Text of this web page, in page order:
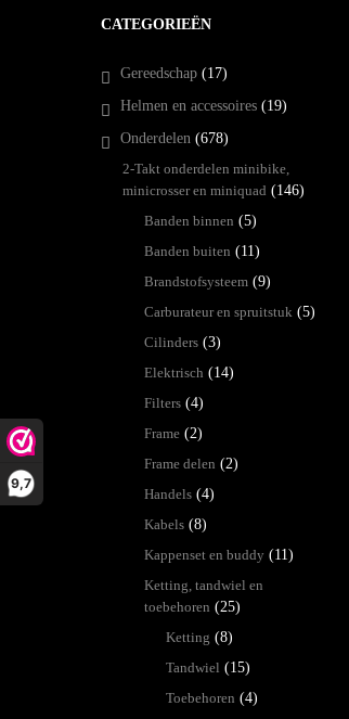
9,7
CATEGORIEËN
Gereedschap (17)
Helmen en accessoires (19)
Onderdelen (678)
2-Takt onderdelen minibike,
minicrosser en miniquad (146)
Banden binnen (5)
Banden buiten (11)
Brandstofsysteem (9)
Carburateur en spruitstuk (5)
Cilinders (3)
Elektrisch (14)
Filters (4)
Frame (2)
Frame delen (2)
Handels (4)
Kabels (8)
Kappenset en buddy (11)
Ketting, tandwiel en
toebehoren (25)
Ketting (8)
Tandwiel (15)
Toebehoren (4)